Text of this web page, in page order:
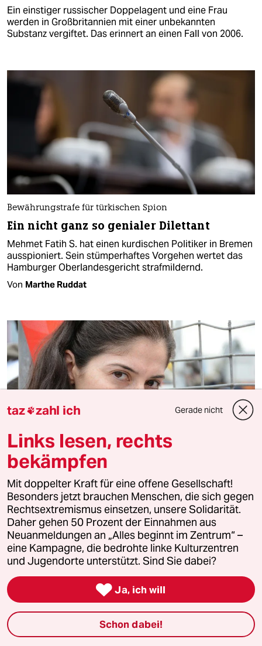
Ein einstiger russischer Doppelagent und eine Frau
werden in Großbritannien mit einer unbekannten
Substanz vergiftet. Das erinnert an einen Fall von 2006.
Bewährungstrafe für türkischen Spion
Ein nicht ganz so genialer Dilettant
Mehmet Fatih S. hat einen kurdischen Politiker in Bremen
ausspioniert. Sein stümperhaftes Vorgehen wertet das
Hamburger Oberlandesgericht strafmildernd.
Von Marthe Ruddat
Journalistin Tolu in türkischem Gefängnis
„Das ist eine Geiselnahme“
Die deutsch-türkische Journalistin Meşale Tolu sitzt in
Istanbul im Gefängnis. Erst fünf Monate nach der
Verhaftung wird ihr der Prozess gemacht.
Von Ali Celikkan
taz zahl ich Gerade nicht
Links lesen, rechts
bekämpfen
Mit doppelter Kraft für eine offene Gesellschaft!
Besonders jetzt brauchen Menschen, die sich gegen
Rechtsextremismus einsetzen, unsere Solidarität.
Daher gehen 50 Prozent der Einnahmen aus
Neuanmeldungen an „Alles beginnt im Zentrum“ –
eine Kampagne, die bedrohte linke Kulturzentren
und Jugendorte unterstützt. Sind Sie dabei?
 Ja, ich will
Schon dabei!